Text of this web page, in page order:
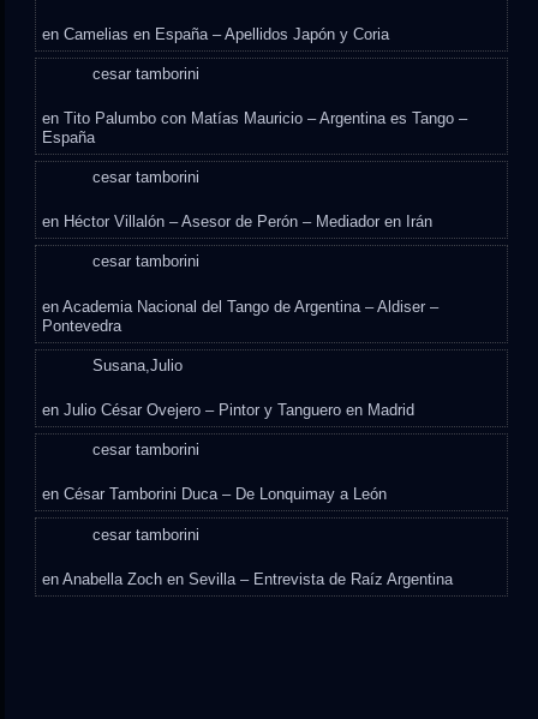
enCamelias en España – Apellidos Japón y Coria
cesar tamborini
enTito Palumbo con Matías Mauricio – Argentina es Tango –
España
cesar tamborini
en Héctor Villalón – Asesor de Perón – Mediador en Irán
cesar tamborini
enAcademia Nacional del Tango de Argentina – Aldiser –
Pontevedra
Susana,Julio
enJulio César Ovejero – Pintor y Tanguero en Madrid
cesar tamborini
enCésar Tamborini Duca – De Lonquimay a León
cesar tamborini
enAnabella Zoch en Sevilla – Entrevista de Raíz Argentina